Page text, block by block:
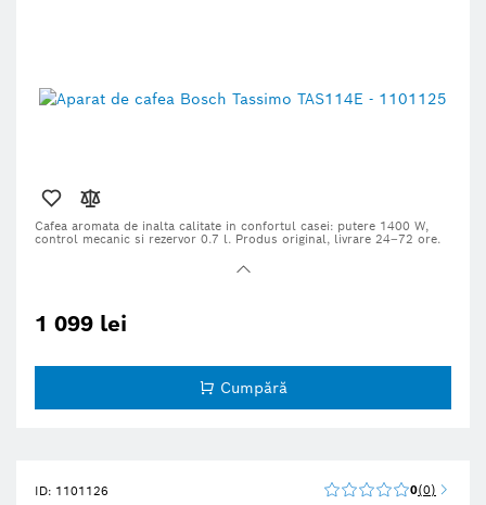
Cafea aromata de inalta calitate in confortul casei: putere 1400 W,
control mecanic si rezervor 0.7 l. Produs original, livrare 24–72 ore.
1 099 lei
Cumpără
ID: 1101126 0 0